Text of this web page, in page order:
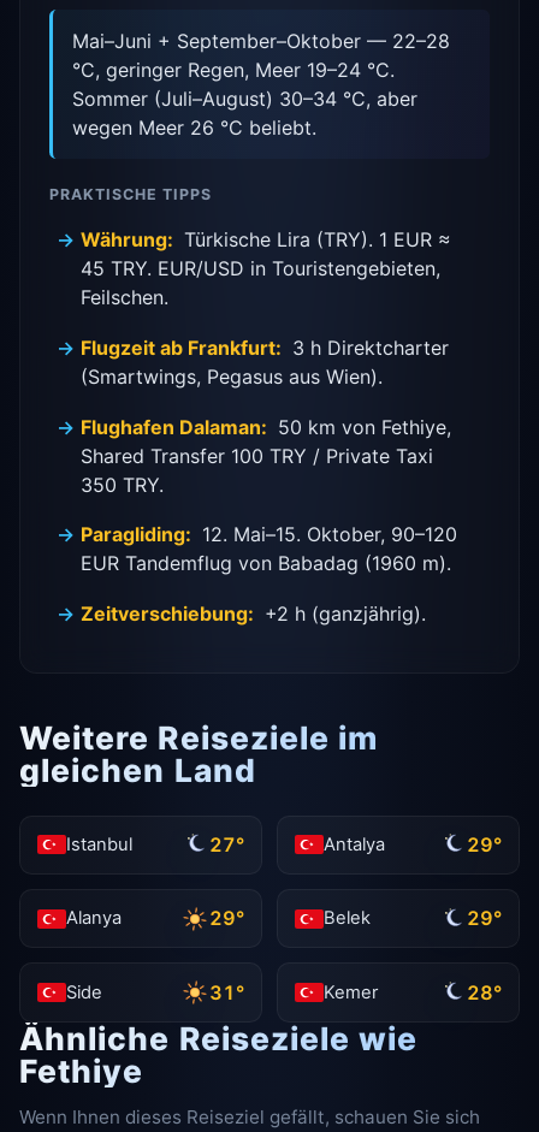
Mai–Juni + September–Oktober — 22–28
°C, geringer Regen, Meer 19–24 °C.
Sommer (Juli–August) 30–34 °C, aber
wegen Meer 26 °C beliebt.
PRAKTISCHE TIPPS
Währung: Türkische Lira (TRY). 1 EUR ≈
45 TRY. EUR/USD in Touristengebieten,
Feilschen.
Flugzeit ab Frankfurt: 3 h Direktcharter
(Smartwings, Pegasus aus Wien).
Flughafen Dalaman: 50 km von Fethiye,
Shared Transfer 100 TRY / Private Taxi
350 TRY.
Paragliding: 12. Mai–15. Oktober, 90–120
EUR Tandemflug von Babadag (1960 m).
Zeitverschiebung: +2 h (ganzjährig).
Weitere Reiseziele im
gleichen Land
Istanbul 27° Antalya 29°
Alanya 29° Belek 29°
Side 31° Kemer 28°
Ähnliche Reiseziele wie
Fethiye
Wenn Ihnen dieses Reiseziel gefällt, schauen Sie sich